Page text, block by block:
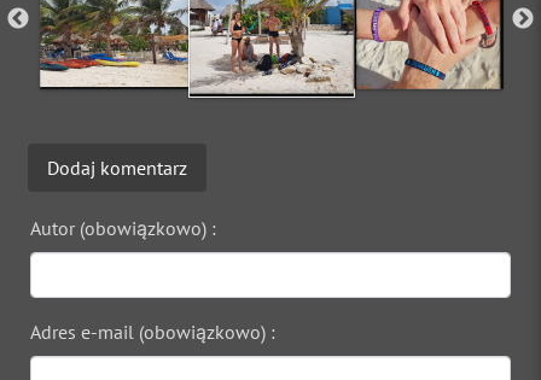
Dodaj komentarz
Autor (obowiązkowo) :
Adres e-mail (obowiązkowo) :